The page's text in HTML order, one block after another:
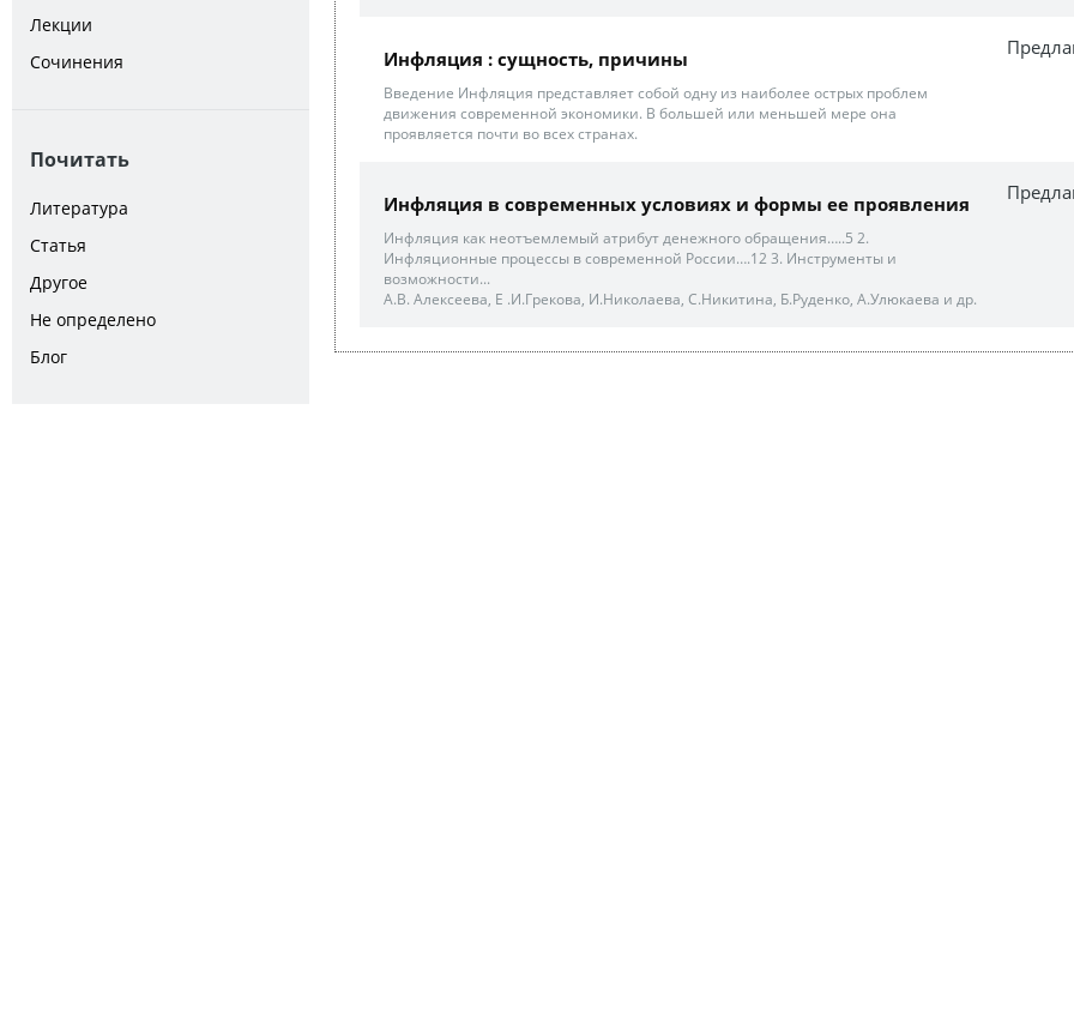
Лекции
Сочинения
Почитать
Литература
Статья
Другое
Не определено
Блог
Инфляция : сущность, причины
Введение Инфляция представляет собой одну из наиболее острых проблем
движения современной экономики. В большей или меньшей мере она
проявляется почти во всех странах.
Инфляция в современных условиях и формы ее проявления
Инфляция как неотъемлемый атрибут денежного обращения…..5 2.
Инфляционные процессы в современной России….12 3. Инструменты и
возможности...
А.В. Алексеева, Е .И.Грекова, И.Николаева, С.Никитина, Б.Руденко, А.Улюкаева и др.